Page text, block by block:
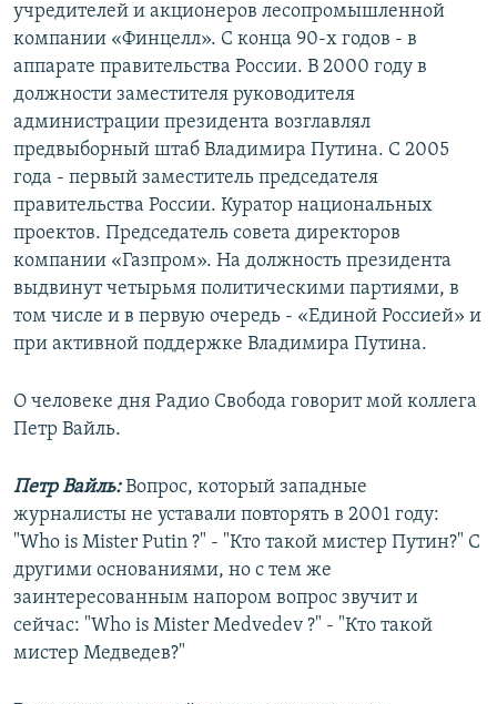
учредителей и акционеров лесопромышленной
компании «Финцелл». С конца 90-х годов - в
аппарате правительства России. В 2000 году в
должности заместителя руководителя
администрации президента возглавлял
предвыборный штаб Владимира Путина. С 2005
года - первый заместитель председателя
правительства России. Куратор национальных
проектов. Председатель совета директоров
компании «Газпром». На должность президента
выдвинут четырьмя политическими партиями, в
том числе и в первую очередь - «Единой Россией» и
при активной поддержке Владимира Путина.
О человеке дня Радио Свобода говорит мой коллега
Петр Вайль.
Петр Вайль:Вопрос, который западные
журналисты не уставали повторять в 2001 году:
"Who is Mister Putin ?" - "Кто такой мистер Путин?" С
другими основаниями, но с тем же
заинтересованным напором вопрос звучит и
сейчас: "Who is Mister Medvedev ?" - "Кто такой
мистер Медведев?"